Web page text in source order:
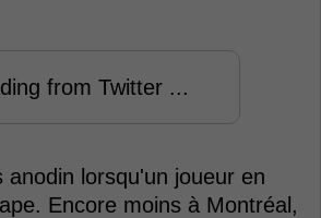
from Twitter ...
anodin lorsqu'un joueur en
Encore moins à Montréal,